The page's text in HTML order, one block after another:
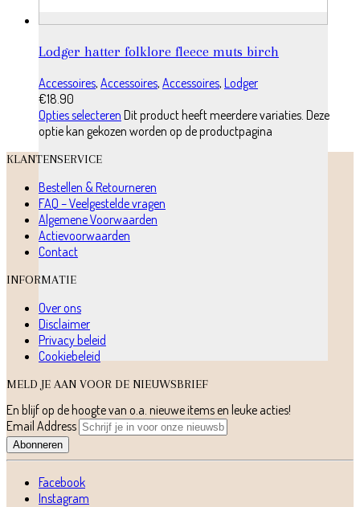
Lodger hatter folklore fleece muts birch
Accessoires, Accessoires, Accessoires, Lodger
€18.90
Opties selecteren Dit product heeft meerdere variaties. Deze
optie kan gekozen worden op de productpagina
KLANTENSERVICE
Bestellen & Retourneren
FAQ – Veelgestelde vragen
Algemene Voorwaarden
Actievoorwaarden
Contact
INFORMATIE
Over ons
Disclaimer
Privacy beleid
Cookiebeleid
MELD JE AAN VOOR DE NIEUWSBRIEF
En blijf op de hoogte van o.a. nieuwe items en leuke acties!
Email Address
Abonneren
Facebook
Instagram